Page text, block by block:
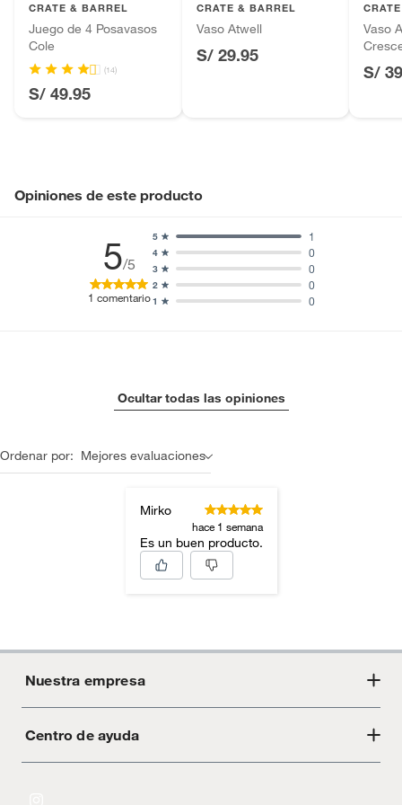
Baterías de auto.
Motocicletas y bicicletas motorizadas.
Licores y cigarros electrónicos.
CRATE & BARREL
Juego de 4 Posavasos
Cole
(14)
S/ 49.95
CRATE & BARREL
Vaso Atwell
S/ 29.95
Vaso
S/
Opiniones de este producto
5/5
1 comentario1 0
2 0
3 0
4 0
5 1
Ocultar todas las opiniones
Ordenar por: Mejores evaluaciones
Mirko
hace 1 semana
Es un buen producto.
Nuestra empresa
Acerca de Crate
Centro de ayuda